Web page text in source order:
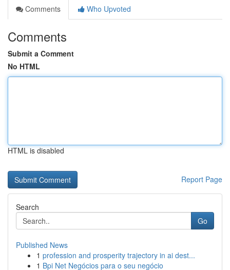
Comments
Who Upvoted
Comments
Submit a Comment
No HTML
HTML is disabled
Report Page
Search
Go
Published News
1 profession and prosperity trajectory in ai dest...
1 Bpi Net Negócios para o seu negócio